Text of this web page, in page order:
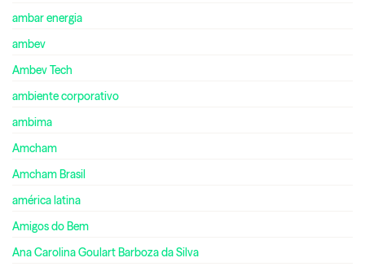
ambar energia
ambev
Ambev Tech
ambiente corporativo
ambima
Amcham
Amcham Brasil
américa latina
Amigos do Bem
Ana Carolina Goulart Barboza da Silva